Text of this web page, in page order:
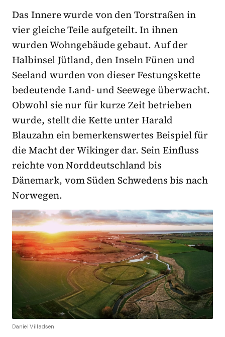
Das Innere wurde von den Torstraßen in
vier gleiche Teile aufgeteilt. In ihnen
wurden Wohngebäude gebaut. Auf der
Halbinsel Jütland, den Inseln Fünen und
Seeland wurden von dieser Festungskette
bedeutende Land- und Seewege überwacht.
Obwohl sie nur für kurze Zeit betrieben
wurde, stellt die Kette unter Harald
Blauzahn ein bemerkenswertes Beispiel für
die Macht der Wikinger dar. Sein Einfluss
reichte von Norddeutschland bis
Dänemark, vom Süden Schwedens bis nach
Norwegen.
Daniel Villadsen